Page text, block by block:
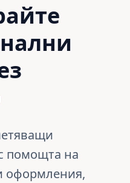
помощта на
оформления,